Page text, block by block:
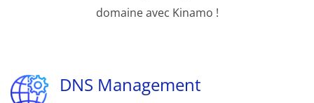
domaine avec Kinamo !
DNS Management